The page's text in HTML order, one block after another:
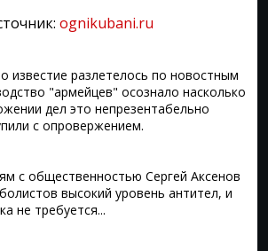
ognikubani.ru
известие разлетелось по новостным
"армейцев" осознало насколько
дел это непрезентабельно
с опровержением.
с общественностью Сергей Аксенов
высокий уровень антител, и
не требуется...